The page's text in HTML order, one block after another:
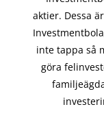
aktier. Dessa
inte tappa så
göra